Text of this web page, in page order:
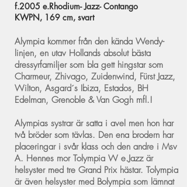
f.2005 e.Rhodium- Jazz- Contango
KWPN, 169 cm, svart
Alympia kommer från den kända Wendy-
linjen, en utav Hollands absolut bästa
dressyrfamiljer som bla gett hingstar som
Charmeur, Zhivago, Zuidenwind, Fürst Jazz,
Wilton, Asgard´s Ibiza, Estados, BH
Edelman, Grenoble & Van Gogh mfl.!
Alympias systrar är satta i avel men hon har
två bröder som tävlas. Den ena brodern har
placeringar i svår klass och den andre i Msv
A. Hennes mor Tolympia W e.Jazz är
helsyster med tre Grand Prix hästar. Tolympia
är även helsyster med Bolympia som lämnat